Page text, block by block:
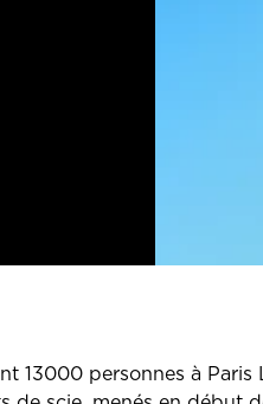
13000 personnes à Paris